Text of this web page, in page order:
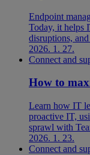
Endpoint
Today, it helps
disruptions,
2026. 1. 27.
Connect and
How to
Learn how IT
proactive IT,
sprawl with
2026. 1. 23.
Connect and